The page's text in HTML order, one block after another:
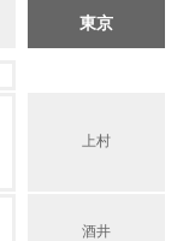
東京
上村
酒井